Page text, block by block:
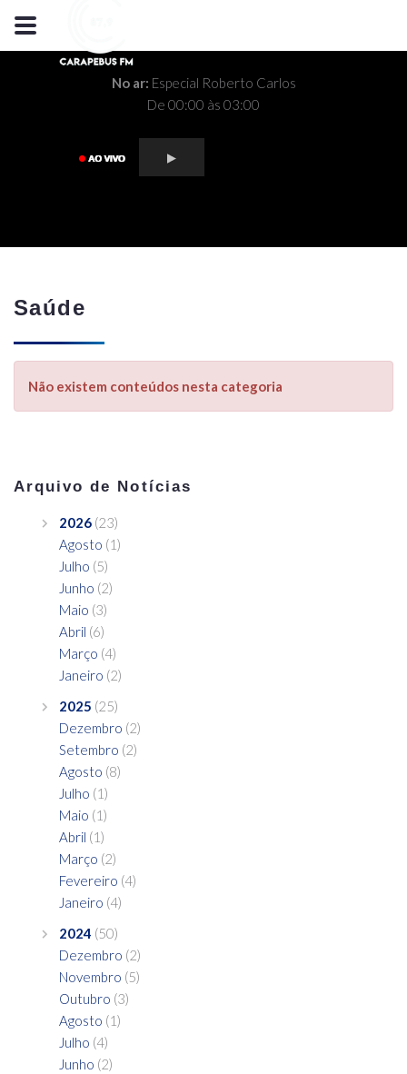
No ar: Especial Roberto Carlos
De 00:00 às 03:00
Saúde
Não existem conteúdos nesta categoria
Arquivo de Notícias
2026 (23)
Agosto (1)
Julho (5)
Junho (2)
Maio (3)
Abril (6)
Março (4)
Janeiro (2)
2025 (25)
Dezembro (2)
Setembro (2)
Agosto (8)
Julho (1)
Maio (1)
Abril (1)
Março (2)
Fevereiro (4)
Janeiro (4)
2024 (50)
Dezembro (2)
Novembro (5)
Outubro (3)
Agosto (1)
Julho (4)
Junho (2)